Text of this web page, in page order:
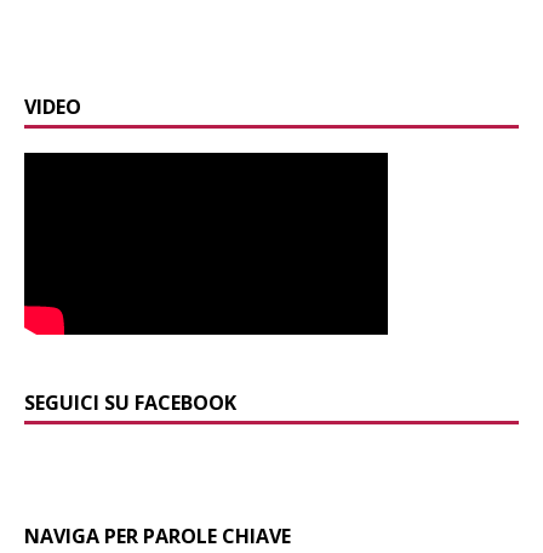
VIDEO
SEGUICI SU FACEBOOK
NAVIGA PER PAROLE CHIAVE